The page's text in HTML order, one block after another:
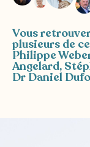
Vous
plusieurs de
Philippe
Angelard,
Dr Daniel